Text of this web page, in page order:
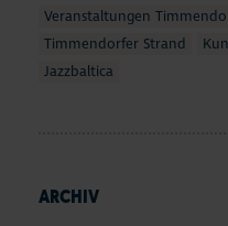
Veranstaltungen
Timmendorfer Strand
Jazzbaltica
ARCHIV